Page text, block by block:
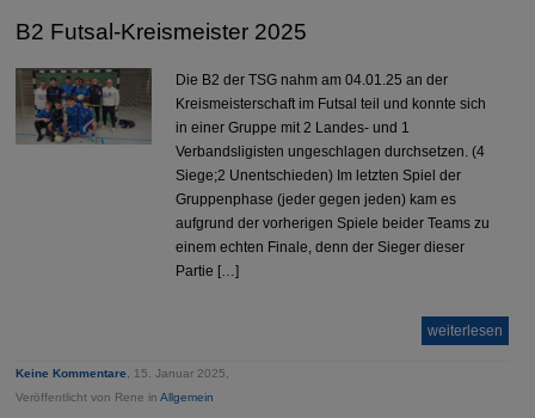
B2 Futsal-Kreismeister 2025
Die B2 der TSG nahm am 04.01.25 an der
Kreismeisterschaft im Futsal teil und konnte sich
in einer Gruppe mit 2 Landes- und 1
Verbandsligisten ungeschlagen durchsetzen. (4
Siege;2 Unentschieden) Im letzten Spiel der
Gruppenphase (jeder gegen jeden) kam es
aufgrund der vorherigen Spiele beider Teams zu
einem echten Finale, denn der Sieger dieser
Partie […]
weiterlesen
Keine Kommentare
, 15. Januar 2025,
Veröffentlicht von Rene inAllgemein